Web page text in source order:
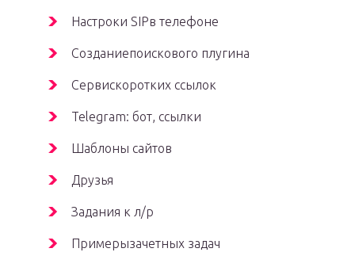
Настроки SIPв телефоне
Созданиепоискового плугина
Сервискоротких ссылок
Telegram: бот, ссылки
Шаблоны сайтов
Друзья
Задания к л/р
Примерызачетных задач